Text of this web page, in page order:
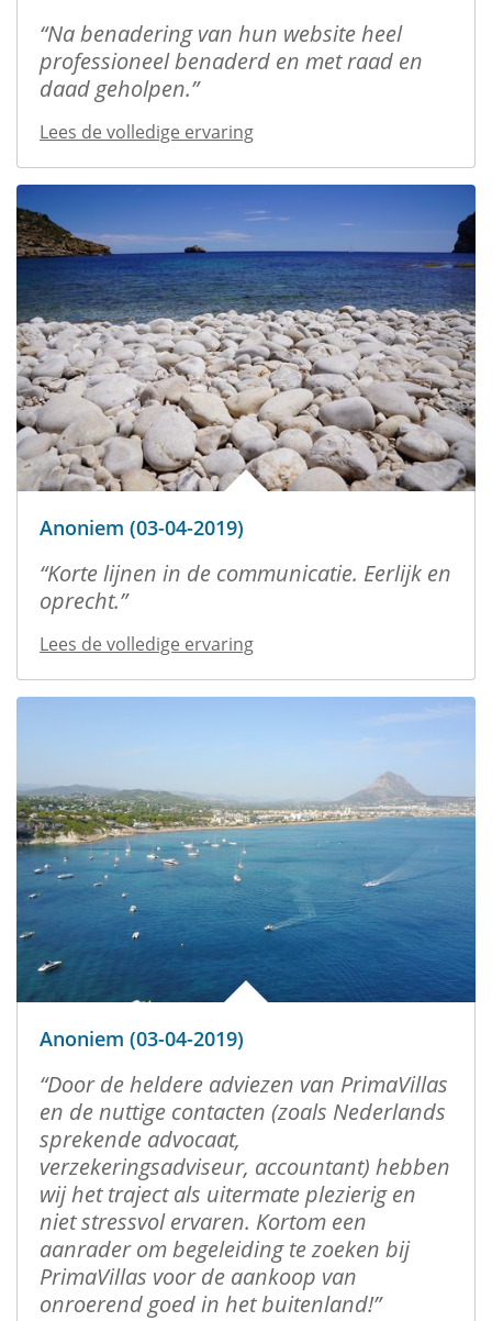
Na benadering van hun website heel
professioneel benaderd en met raad en
daad geholpen.
Lees de volledige ervaring
Anoniem (03-04-2019)
Korte lijnen in de communicatie. Eerlijk en
oprecht.
Lees de volledige ervaring
Anoniem (03-04-2019)
Door de heldere adviezen van PrimaVillas
en de nuttige contacten (zoals Nederlands
sprekende advocaat,
verzekeringsadviseur, accountant) hebben
wij het traject als uitermate plezierig en
niet stressvol ervaren. Kortom een
aanrader om begeleiding te zoeken bij
PrimaVillas voor de aankoop van
onroerend goed in het buitenland!